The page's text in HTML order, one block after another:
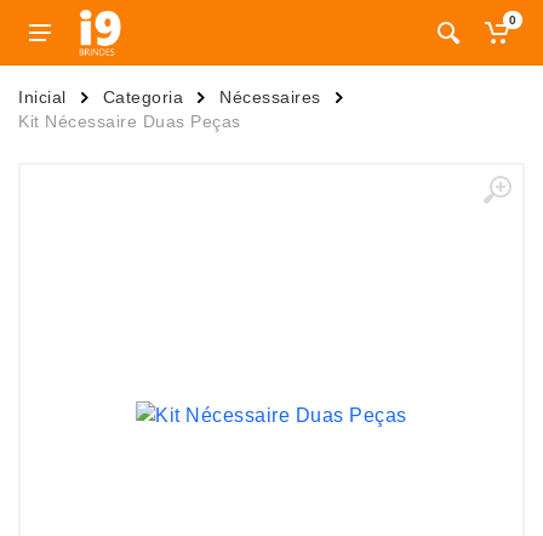
0
Inicial Categoria
Nécessaires
Kit Nécessaire Duas Peças